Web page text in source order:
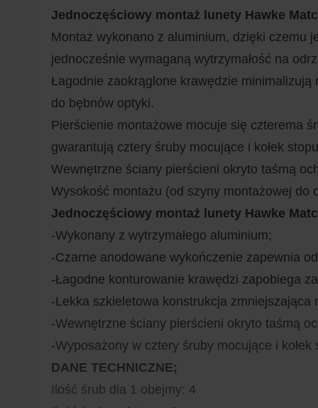
Jednoczęściowy montaż lunety Hawke
Montaż wykonano z aluminium, dzięki czemu
jednocześnie wymaganą wytrzymałość na
Łagodnie zaokrąglone krawędzie
do bębnów optyki.
Pierścienie montażowe mocuje się czterema
gwarantują cztery śruby mocujące i kołek
Wewnętrzne ściany pierścieni okryto taśmą
Wysokość montażu (od szyny montażowej do
Jednoczęściowy montaż lunety Hawke
-Wykonany z wytrzymałego aluminium;
-Czarne anodowane wykończenie zapewnia
-Łagodne konturowanie krawędzi zapobiega
-Lekka szkieletowa konstrukcja zmniejszająca
-Wewnętrzne ściany pierścieni okryto taśmą
-Wyposażony w cztery śruby mocujące i kołek
DANE TECHNICZNE;
Ilość śrub dla 1 obejmy: 4